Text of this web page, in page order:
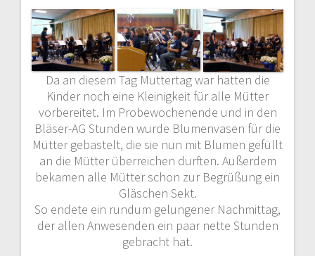
Da an diesem Tag Muttertag war hatten die
Kinder noch eine Kleinigkeit für alle Mütter
vorbereitet. Im Probewochenende und in den
Bläser-AG Stunden wurde Blumenvasen für die
Mütter gebastelt, die sie nun mit Blumen gefüllt
an die Mütter überreichen durften. Außerdem
bekamen alle Mütter schon zur Begrüßung ein
Gläschen Sekt.
So endete ein rundum gelungener Nachmittag,
der allen Anwesenden ein paar nette Stunden
gebracht hat.